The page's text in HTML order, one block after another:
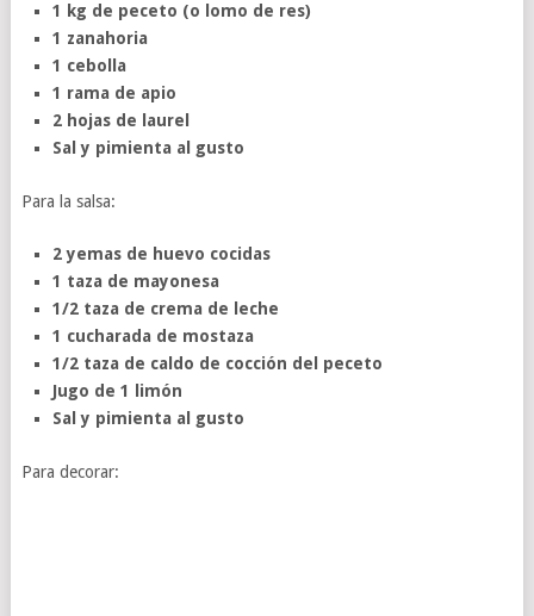
1 kg de peceto (o lomo de res)
1 zanahoria
1 cebolla
1 rama de apio
2 hojas de laurel
Sal y pimienta al gusto
Para la salsa:
2 yemas de huevo cocidas
1 taza de mayonesa
1/2 taza de crema de leche
1 cucharada de mostaza
1/2 taza de caldo de cocción del peceto
Jugo de 1 limón
Sal y pimienta al gusto
Para decorar: